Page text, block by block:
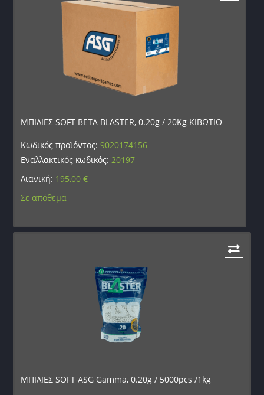
ΜΠΙΛΙΕΣ SOFT BETA BLASTER, 0.20g / 20Kg ΚΙΒΩΤΙΟ
Κωδικός προϊόντος:9020174156
Εναλλακτικός κωδικός:20197
Λιανική: 195,00€
Σε απόθεμα
ΜΠΙΛΙΕΣ SOFT ASG Gamma, 0.20g / 5000pcs /1kg